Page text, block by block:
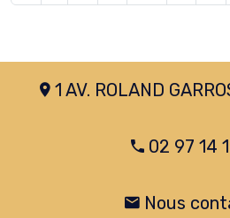
1 AV. ROLAND
02 97 14
Nous